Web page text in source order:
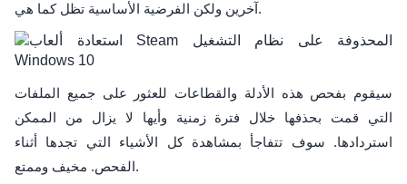
آخرين ولكن الفرضية الأساسية تظل كما هي.
سيقوم بفحص هذه الأدلة والقطاعات للعثور على جميع الملفات
التي قمت بحذفها خلال فترة زمنية وأيها لا يزال من الممكن
استردادها. سوف تتفاجأ بمشاهدة كل الأشياء التي تجدها أثناء
الفحص. مخيف وممتع.